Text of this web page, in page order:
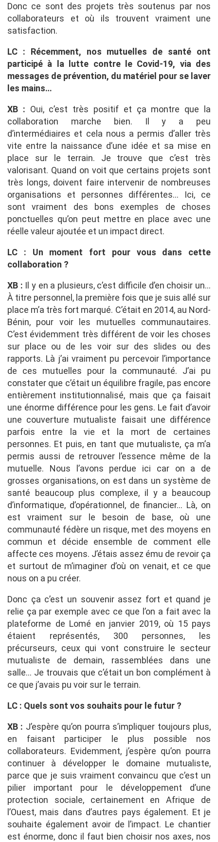
Donc ce sont des projets très soutenus par nos
collaborateurs et où ils trouvent vraiment une
satisfaction.
LC : Récemment, nos mutuelles de santé ont
participé à la lutte contre le Covid-19, via des
messages de prévention, du matériel pour se laver
les mains…
XB : Oui, c’est très positif et ça montre que la
collaboration marche bien. Il y a peu
d’intermédiaires et cela nous a permis d’aller très
vite entre la naissance d’une idée et sa mise en
place sur le terrain. Je trouve que c’est très
valorisant. Quand on voit que certains projets sont
très longs, doivent faire intervenir de nombreuses
organisations et personnes différentes… Ici, ce
sont vraiment des bons exemples de choses
ponctuelles qu’on peut mettre en place avec une
réelle valeur ajoutée et un impact direct.
LC : Un moment fort pour vous dans cette
collaboration ?
XB : Il y en a plusieurs, c’est difficile d’en choisir un…
À titre personnel, la première fois que je suis allé sur
place m’a très fort marqué. C’était en 2014, au Nord-
Bénin, pour voir les mutuelles communautaires.
C’est évidemment très différent de voir les choses
sur place ou de les voir sur des slides ou des
rapports. Là j’ai vraiment pu percevoir l’importance
de ces mutuelles pour la communauté. J’ai pu
constater que c’était un équilibre fragile, pas encore
entièrement institutionnalisé, mais que ça faisait
une énorme différence pour les gens. Le fait d’avoir
une couverture mutualiste faisait une différence
parfois entre la vie et la mort de certaines
personnes. Et puis, en tant que mutualiste, ça m’a
permis aussi de retrouver l’essence même de la
mutuelle. Nous l’avons perdue ici car on a de
grosses organisations, on est dans un système de
santé beaucoup plus complexe, il y a beaucoup
d’informatique, d’opérationnel, de financier… Là, on
est vraiment sur le besoin de base, où une
communauté fédère un risque, met des moyens en
commun et décide ensemble de comment elle
affecte ces moyens. J’étais assez ému de revoir ça
et surtout de m’imaginer d’où on venait, et ce que
nous on a pu créer.
Donc ça c’est un souvenir assez fort et quand je
relie ça par exemple avec ce que l’on a fait avec la
plateforme de Lomé en janvier 2019, où 15 pays
étaient représentés, 300 personnes, les
précurseurs, ceux qui vont construire le secteur
mutualiste de demain, rassemblées dans une
salle… Je trouvais que c’était un bon complément à
ce que j’avais pu voir sur le terrain.
LC : Quels sont vos souhaits pour le futur ?
XB : J’espère qu’on pourra s’impliquer toujours plus,
en faisant participer le plus possible nos
collaborateurs. Evidemment, j’espère qu’on pourra
continuer à développer le domaine mutualiste,
parce que je suis vraiment convaincu que c’est un
pilier important pour le développement d’une
protection sociale, certainement en Afrique de
l’Ouest, mais dans d’autres pays également. Et je
souhaite également avoir de l’impact. Le chantier
est énorme, donc il faut bien choisir nos axes, nos